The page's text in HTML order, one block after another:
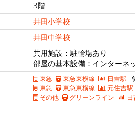
3階
井田小学校
井田中学校
共用施設：駐輪場あり
部屋の基本設備：インターネ
東急 東急東横線 日吉駅
東急
東急東横線 元住吉駅
その他
グリーンライン